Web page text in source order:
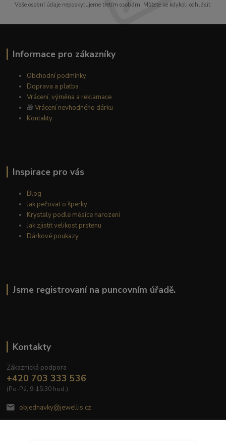
Vaše osobní údaje neposkytujeme třetím osobám. Můžete se kdykoli odhlásit.
Informace pro zákazníky
Obchodní podmínky
Doprava a platba
Vrácení, výměna a reklamace
🎁Vrácení nevhodného dárku
Kontakty
Inspirace pro vás
Blog
Jak pečovat o šperky
Krystaly podle měsíce narození
Jak zjistit velikost prstenu
Dárkové poukazy
Jsme registrovaní na puncovním úřadě.
Kontakty
Zákaznická podpora
+420 703 333 536
(Po-Pá, 9-15:30 hod.)
objednavky@jewellis.cz